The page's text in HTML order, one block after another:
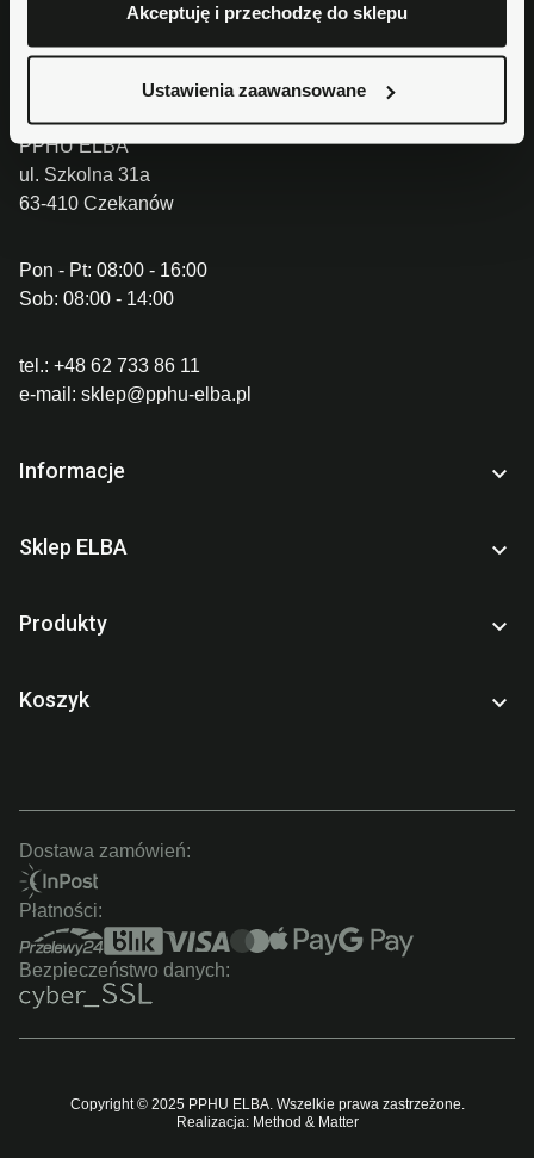
Akceptuję i przechodzę do sklepu
Ustawienia zaawansowane
PPHU ELBA
ul. Szkolna 31a
63-410 Czekanów
Pon - Pt: 08:00 - 16:00
Sob: 08:00 - 14:00
tel.: +48 62 733 86 11
e-mail: sklep@pphu-elba.pl
Informacje 
Sklep ELBA 
Produkty 
Koszyk 
Dostawa zamówień:
Płatności:
Bezpieczeństwo danych:
Copyright © 2025 PPHU ELBA. Wszelkie prawa zastrzeżone.
Realizacja: Method & Matter